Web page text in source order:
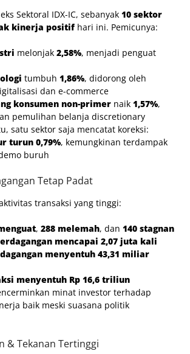
Sektoral IDX-IC, sebanyak 10 sektor
kinerja positif hari ini. Pemicunya:
melonjak 2,58%, menjadi penguat
tumbuh 1,86%, didorong oleh
dan e-commerce
konsumen non-primer naik 1,57%,
pemulihan belanja discretionary
satu sektor saja mencatat koreksi:
turun 0,79%, kemungkinan terdampak
buruh
Tetap Padat
transaksi yang tinggi:
, 288 melemah, dan 140 stagnan
mencapai 2,07 juta kali
menyentuh 43,31 miliar
menyentuh Rp 16,6 triliun
minat investor terhadap
baik meski suasana politik
& Tekanan Tertinggi